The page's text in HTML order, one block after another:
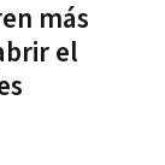
más
el